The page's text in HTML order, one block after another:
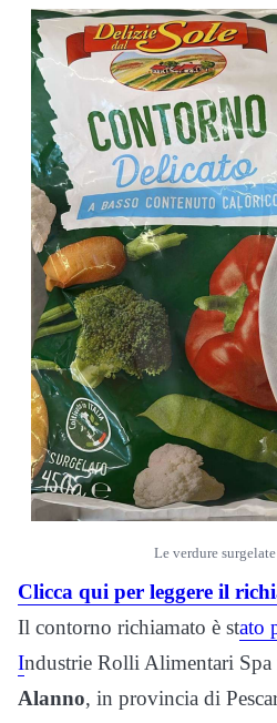
Le verdure
Clicca qui per leggere il
Il contorno richiamato è stato
Industrie Rolli Alimentari
Alanno, in provincia di